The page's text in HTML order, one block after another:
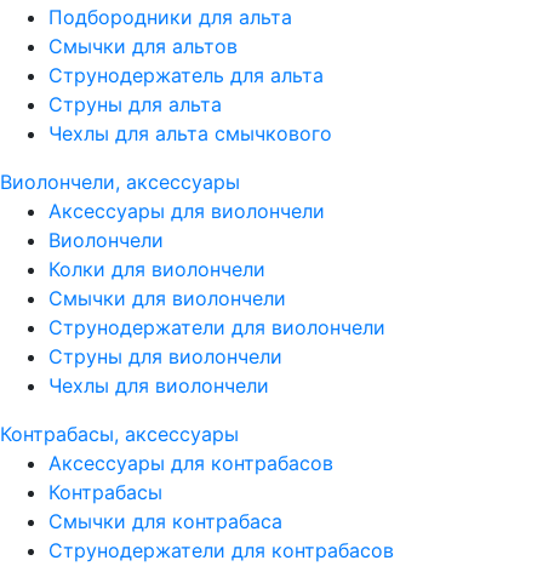
Подбородники для альта
Смычки для альтов
Струнодержатель для альта
Струны для альта
Чехлы для альта смычкового
Виолончели, аксессуары
Аксессуары для виолончели
Виолончели
Колки для виолончели
Смычки для виолончели
Струнодержатели для виолончели
Струны для виолончели
Чехлы для виолончели
Контрабасы, аксессуары
Аксессуары для контрабасов
Контрабасы
Смычки для контрабаса
Струнодержатели для контрабасов